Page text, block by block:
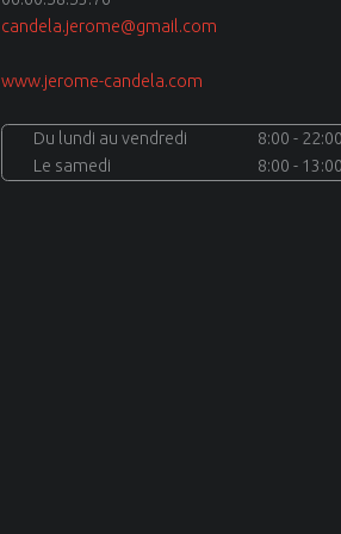
navigation
candela.jerome@gmail.com
www.jerome-candela.com
Du lundi au vendredi
8:00 - 22:00
Le samedi
8:00 - 13:00